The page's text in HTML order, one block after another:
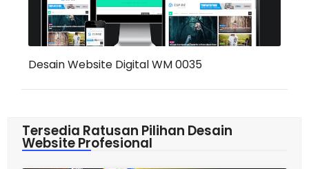
Desain Website Digital WM 0035
Tersedia Ratusan Pilihan Desain
Website Profesional